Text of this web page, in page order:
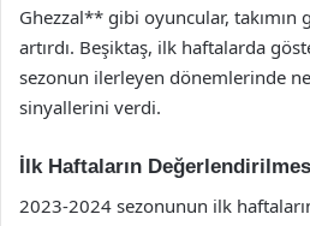
Ghezzal** gibi oyuncular, takımın
artırdı. Beşiktaş, ilk haftalarda
sezonun ilerleyen dönemlerinde
sinyallerini verdi.
İlk Haftaların
2023-2024 sezonunun ilk